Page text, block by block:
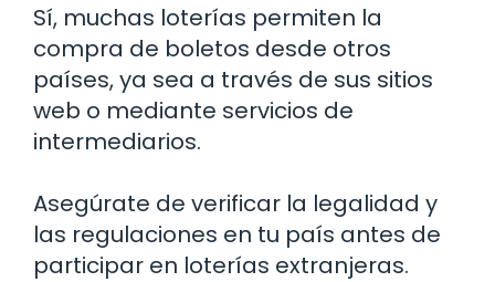
Sí, muchas loterías permiten la
compra de boletos desde otros
países, ya sea a través de sus sitios
web o mediante servicios de
intermediarios.
Asegúrate de verificar la legalidad y
las regulaciones en tu país antes de
participar en loterías extranjeras.